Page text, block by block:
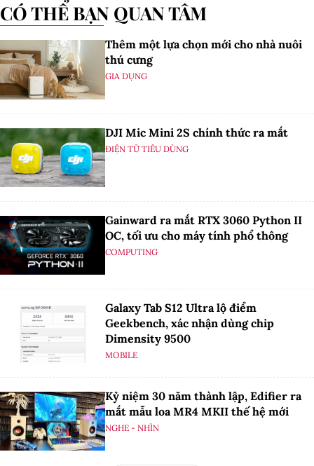
CÓ THỂ BẠN QUAN TÂM
Thêm một lựa chọn mới cho nhà nuôi
thú cưng
GIA DỤNG
DJI Mic Mini 2S chính thức ra mắt
ĐIỆN TỬ TIÊU DÙNG
Gainward ra mắt RTX 3060 Python II
OC, tối ưu cho máy tính phổ thông
COMPUTING
Galaxy Tab S12 Ultra lộ điểm
Geekbench, xác nhận dùng chip
Dimensity 9500
MOBILE
Kỷ niệm 30 năm thành lập, Edifier ra
mắt mẫu loa MR4 MKII thế hệ mới
NGHE - NHÌN